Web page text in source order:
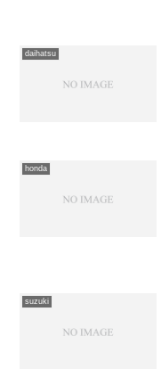
daihatsu
honda
suzuki